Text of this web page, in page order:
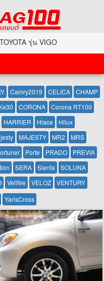
รุ่น VIGO
Camry2019 CELICA
CHAMP
CORONA
Corona RT100
HARRIER Hiace
Hilux
MAJESTY MR2
MRS
Porte PRADO
PREVIA
SERA Sienta
SOLUNA
Vellfire VELOZ
VENTURY
YarisCross